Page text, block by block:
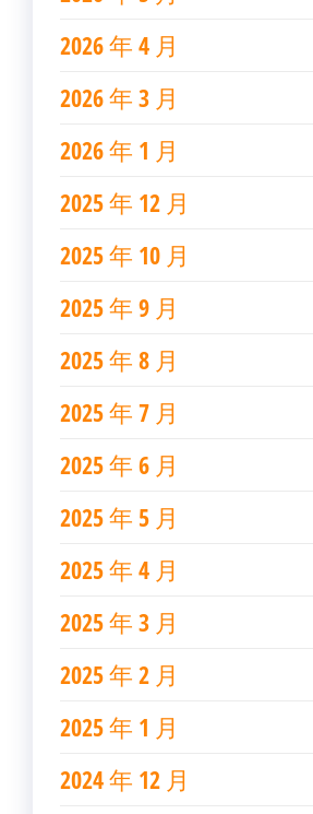
2026 年 4 月
2026 年 3 月
2026 年 1 月
2025 年 12 月
2025 年 10 月
2025 年 9 月
2025 年 8 月
2025 年 7 月
2025 年 6 月
2025 年 5 月
2025 年 4 月
2025 年 3 月
2025 年 2 月
2025 年 1 月
2024 年 12 月